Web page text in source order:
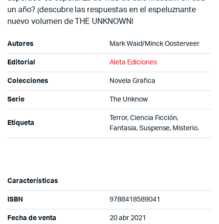
un año? ¡descubre las respuestas en el espeluznante
nuevo volumen de THE UNKNOWN!
Autores Mark Waid/Minck Oosterveer
Editorial Aleta Ediciones
Colecciones Novela Grafica
Serie The Unknow
Etiqueta
Terror, Ciencia Ficción,
Fantasia, Suspense, Misterio.
Características
ISBN 9788418589041
Fecha de venta 20 abr 2021